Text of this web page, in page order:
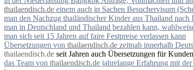
thailaendisch.de einem auch in Sachen Besuchervisum
man den Nachzug thailändischer Kinder aus Thailand
man in Deutschland und Thailand bezahlen kann,
man sich seit 15 Jahren auf faire Festpreise verlassen kann
Übersetzungen von thailaendisch.de zeitnah innerhalb
thailaendisch.de seit Jahren auch Übersetzungen für
das Team von thailaendisch.de jahrelange Erfahrung mit